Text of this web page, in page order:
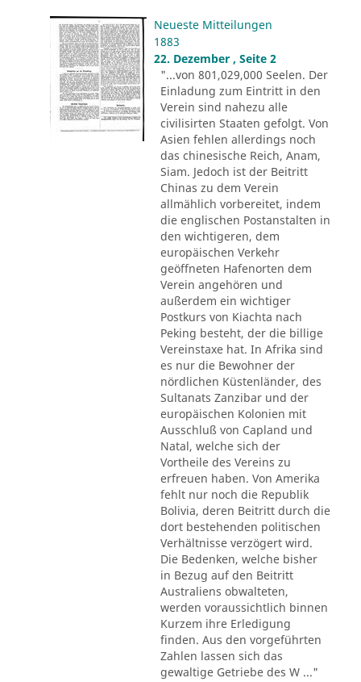
Neueste Mitteilungen
1883
22. Dezember , Seite 2
"...von 801,029,000 Seelen. Der
Einladung zum Eintritt in den
Verein sind nahezu alle
civilisirten Staaten gefolgt. Von
Asien fehlen allerdings noch
das chinesische Reich, Anam,
Siam. Jedoch ist der Beitritt
Chinas zu dem Verein
allmählich vorbereitet, indem
die englischen Postanstalten in
den wichtigeren, dem
europäischen Verkehr
geöffneten Hafenorten dem
Verein angehören und
außerdem ein wichtiger
Postkurs von Kiachta nach
Peking besteht, der die billige
Vereinstaxe hat. In Afrika sind
es nur die Bewohner der
nördlichen Küstenländer, des
Sultanats Zanzibar und der
europäischen Kolonien mit
Ausschluß von Capland und
Natal, welche sich der
Vortheile des Vereins zu
erfreuen haben. Von Amerika
fehlt nur noch die Republik
Bolivia, deren Beitritt durch die
dort bestehenden politischen
Verhältnisse verzögert wird.
Die Bedenken, welche bisher
in Bezug auf den Beitritt
Australiens obwalteten,
werden voraussichtlich binnen
Kurzem ihre Erledigung
finden. Aus den vorgeführten
Zahlen lassen sich das
gewaltige Getriebe des W ..."